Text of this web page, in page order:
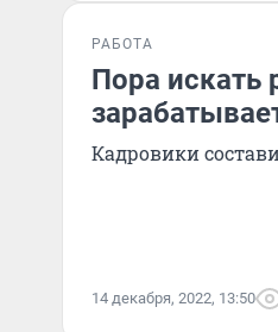
РАБОТА
Пора искать
Кадровики
14 декабря, 2022, 13:50